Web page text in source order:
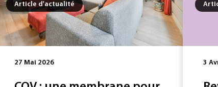
Article d'actualité
27 Mai 2026 3